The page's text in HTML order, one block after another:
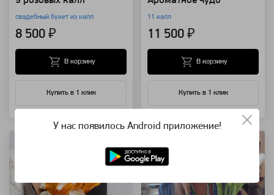
свадебный букет из калл
8 500 ₽
Купить в 1 клик
В корзину
11 калл
11 500 ₽
Купить в 1 клик
В корзину
У нас появилось Android приложение!